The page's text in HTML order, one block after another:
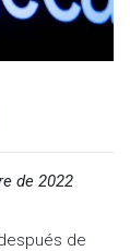
de 2022
de